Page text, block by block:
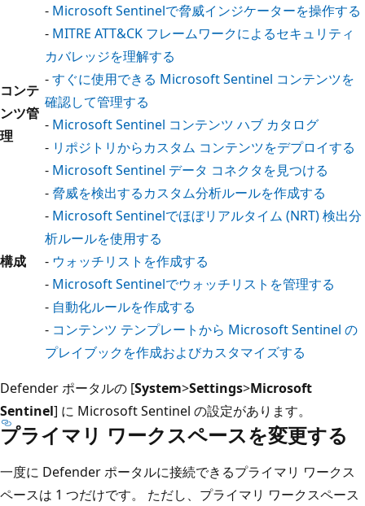
- Microsoft Sentinelで脅威インジケーターを操作する
- MITRE ATT&CK フレームワークによるセキュリティ
カバレッジを理解する
コンテ
ンツ管
理
-すぐに使用できる Microsoft Sentinel コンテンツを
確認して管理する
- Microsoft Sentinel コンテンツ ハブ カタログ
- リポジトリからカスタム コンテンツをデプロイする
構成
- Microsoft Sentinel データ コネクタを見つける
- 脅威を検出するカスタム分析ルールを作成する
- Microsoft Sentinelでほぼリアルタイム (NRT) 検出分
析ルールを使用する
- ウォッチリストを作成する
- Microsoft Sentinelでウォッチリストを管理する
- 自動化ルールを作成する
- コンテンツ テンプレートから Microsoft Sentinel の
プレイブックを作成およびカスタマイズする
Defender ポータルの [System>Settings>Microsoft
Sentinel] に Microsoft Sentinel の設定があります。
プライマリ ワークスペースを変更する
一度に Defender ポータルに接続できるプライマリ ワークス
ペースは 1 つだけです。 ただし、プライマリ ワークスペース